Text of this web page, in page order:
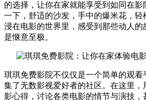
的选择，让你在家就能享受到如同在
一下，舒适的沙发，手中的爆米花，
浸在电影的世界里，感受到那些动人
是惬意至极。
琪琪免费影院不仅仅是一个简单的观看
集了无数影视爱好者的社区。在这里
影心得，讨论各类电影的情节与演技，